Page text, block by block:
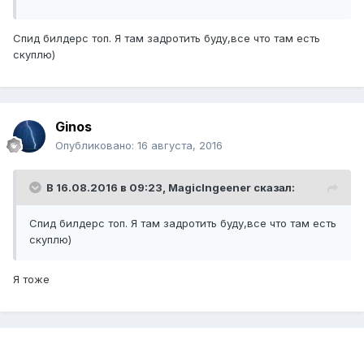
Спид билдерс топ. Я там задротить буду,все что там есть
скуплю)
Ginos
Опубликовано: 16 августа, 2016
В 16.08.2016 в 09:23, MagicIngeener сказал:
Спид билдерс топ. Я там задротить буду,все что там есть
скуплю)
Я тоже